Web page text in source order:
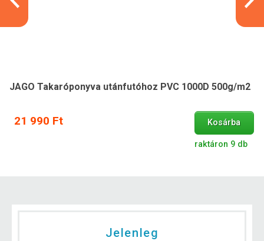
JAGO Takaróponyva utánfutóhoz PVC 1000D 500g/m2
21 990 Ft Kosárba
raktáron 9 db
Jelenleg